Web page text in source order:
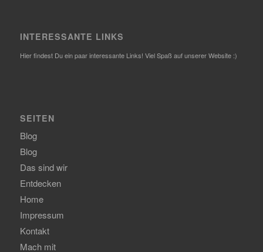
INTERESSANTE LINKS
Hier findest Du ein paar interessante Links! Viel Spaß auf unserer Website :)
SEITEN
Blog
Blog
Das sind wir
Entdecken
Home
Impressum
Kontakt
Mach mit